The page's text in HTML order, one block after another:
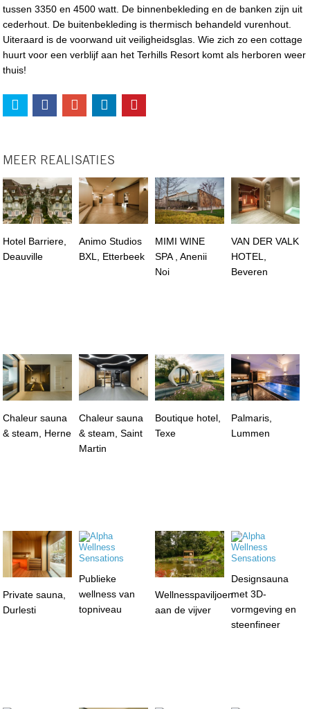
tussen 3350 en 4500 watt. De binnenbekleding en de banken zijn uit
cederhout. De buitenbekleding is thermisch behandeld vurenhout.
Uiteraard is de voorwand uit veiligheidsglas. Wie zich zo een cottage
huurt voor een verblijf aan het Terhills Resort komt als herboren weer
thuis!
MEER REALISATIES
Hotel Barriere,
Deauville
Animo Studios
BXL, Etterbeek
MIMI WINE
SPA , Anenii
Noi
VAN DER VALK
HOTEL,
Beveren
Chaleur sauna
& steam, Herne
Chaleur sauna
& steam, Saint
Martin
Boutique hotel,
Texe
Palmaris,
Lummen
Private sauna,
Durlesti
Publieke
wellness van
topniveau
Wellnesspaviljoen
aan de vijver
Designsauna
met 3D-
vormgeving en
steenfineer